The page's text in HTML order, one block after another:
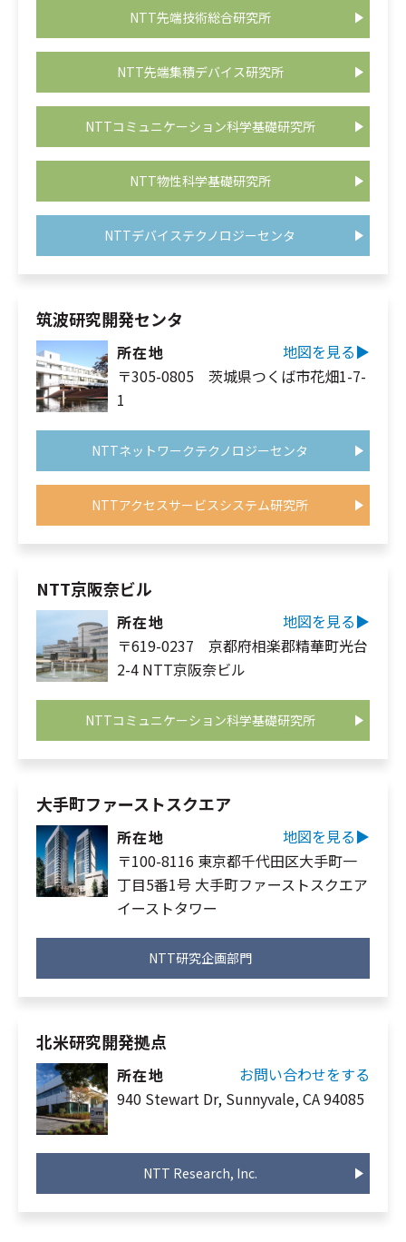
NTT先端技術総合研究所
NTT先端集積デバイス研究所
NTTコミュニケーション科学基礎研究所
NTT物性科学基礎研究所
NTTデバイステクノロジーセンタ
筑波研究開発センタ
所在地
〒305-0805 茨城県つくば市花畑1-7-
1
地図を見る▶︎
NTTネットワークテクノロジーセンタ
NTTアクセスサービスシステム研究所
NTT京阪奈ビル
所在地
〒619-0237 京都府相楽郡精華町光台
2-4 NTT京阪奈ビル
地図を見る▶︎
NTTコミュニケーション科学基礎研究所
大手町ファーストスクエア
所在地
〒100-8116 東京都千代田区大手町一
丁目5番1号 大手町ファーストスクエア
イーストタワー
地図を見る▶︎
NTT研究企画部門
北米研究開発拠点
所在地
940 Stewart Dr, Sunnyvale, CA 94085
お問い合わせをする
NTT Research, Inc.